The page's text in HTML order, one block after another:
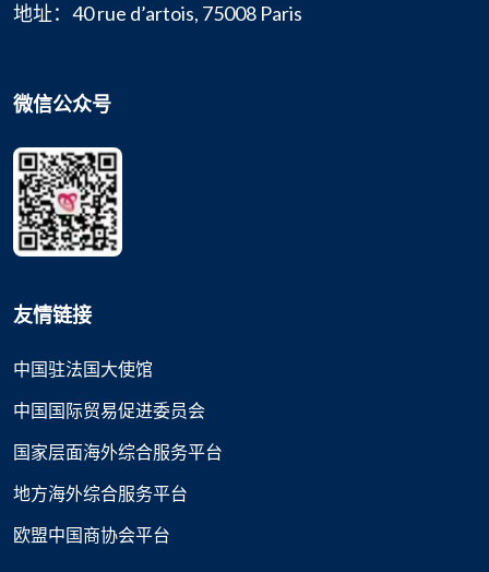
地址：40 rue d’artois, 75008 Paris
微信公众号
友情链接
中国驻法国大使馆
中国国际贸易促进委员会
国家层面海外综合服务平台
地方海外综合服务平台
欧盟中国商协会平台